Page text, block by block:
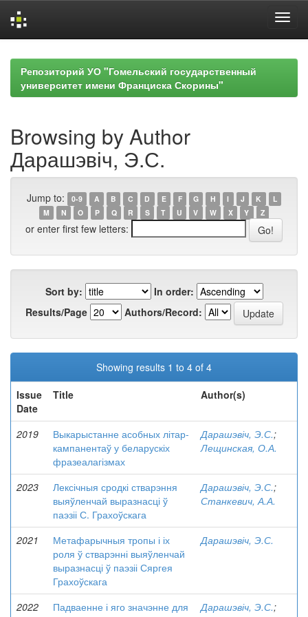
navigationРепозиторий УО "Гомельский государственный
университет имени Франциска Скорины"
Browsing by Author
Дарашэвіч, Э.С.
Jump to: 0-9 A B C D E F G H I J K
L
M
N O P Q R S T U V W X Y Z
or enter first few letters:
Sort by:
In order:
Results/Page
Authors/Record:
Showing results 1 to 4 of 4
Issue
Date
Title Author(s)
2019
Выкарыстанне асобных літар-
кампанентаў у беларускіх
фразеалагізмах
Дарашэвіч, Э.С.;
Лещинская, О.А.
2023
Лексічныя сродкі стварэння
выяўленчай выразнасці ў
паэзіі С. Грахоўскага
Дарашэвіч, Э.С.;
Станкевич, А.А.
2021
Метафарычныя тропы і іх
роля ў стварэнні выяўленчай
выразнасці ў паэзіі Сяргея
Грахоўскага
Дарашэвіч, Э.С.
2022
Падваенне і яго значэнне для
Дарашэвіч, Э.С.;